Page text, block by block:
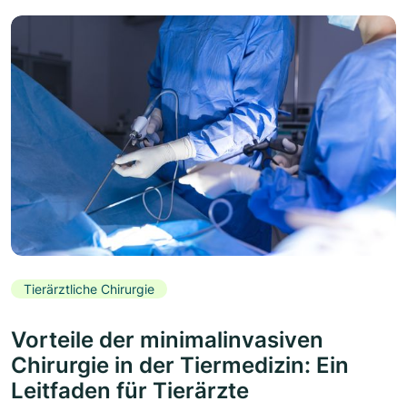
Tierärztliche Chirurgie
Vorteile der minimalinvasiven
Chirurgie in der Tiermedizin: Ein
Leitfaden für Tierärzte